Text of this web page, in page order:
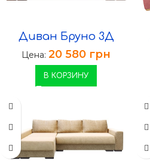
Диван Бруно 3Д
Цена: 20 580 грн
В КОРЗИНУ